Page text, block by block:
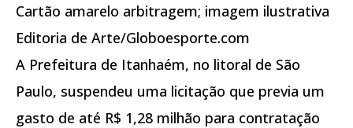
Cartão amarelo arbitragem; imagem ilustrativa
Editoria de Arte/Globoesporte.com
A Prefeitura de Itanhaém, no litoral de São
Paulo, suspendeu uma licitação que previa um
gasto de até R$ 1,28 milhão para contratação